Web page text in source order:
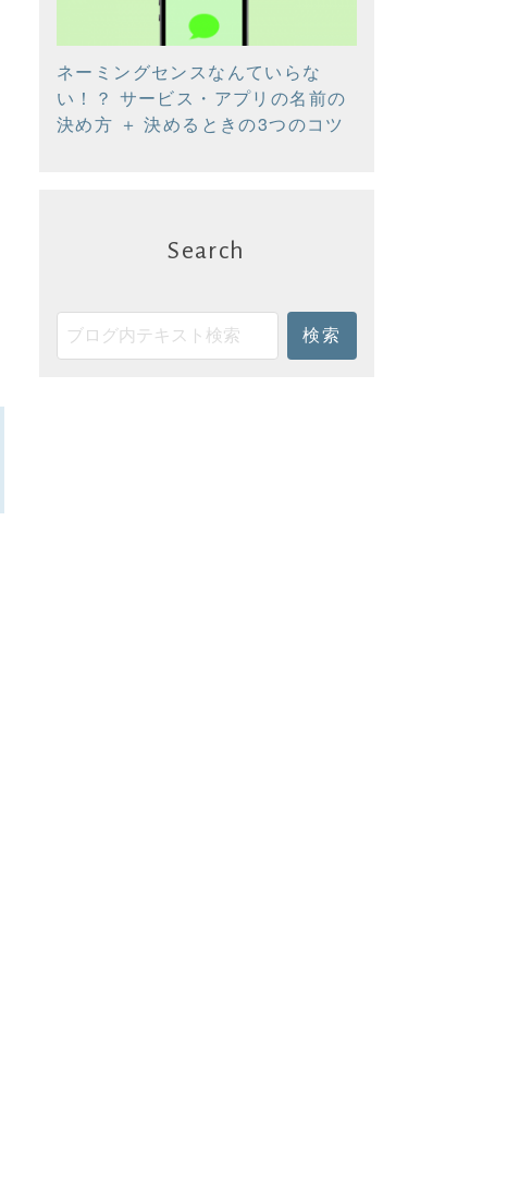
ネーミングセンスなんていらな
い！？ サービス・アプリの名前の
決め方 ＋ 決めるときの3つのコツ
Search